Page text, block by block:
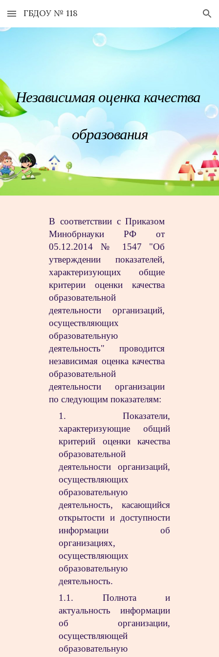
Skip to main content Skip to navigation
ГБДОУ № 118
Независимая оценка качества
образования
В соответствии с Приказом
Минобрнауки РФ от
05.12.2014 № 1547 "Об
утверждении показателей,
характеризующих общие
критерии оценки качества
образовательной
деятельности организаций,
осуществляющих
образовательную
деятельность" проводится
независимая оценка качества
образовательной
деятельности организации
по следующим показателям:
1. Показатели,
характеризующие общий
критерий оценки качества
образовательной
деятельности организаций,
осуществляющих
образовательную
деятельность, касающийся
открытости и доступности
информации об
организациях,
осуществляющих
образовательную
деятельность.
1.1. Полнота и
актуальность информации
об организации,
осуществляющей
образовательную